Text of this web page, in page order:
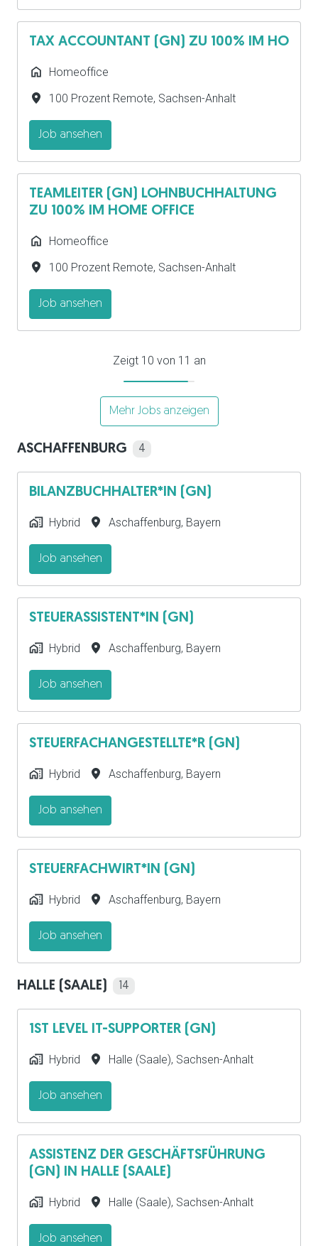
TAX ACCOUNTANT (GN) ZU 100% IM HO
Homeoffice
100 Prozent Remote, Sachsen-Anhalt
Job ansehen
TEAMLEITER (GN) LOHNBUCHHALTUNG
ZU 100% IM HOME OFFICE
Homeoffice
100 Prozent Remote, Sachsen-Anhalt
Job ansehen
Zeigt 10 von 11 an
Mehr Jobs anzeigen
ASCHAFFENBURG 4
BILANZBUCHHALTER*IN (GN)
Hybrid Aschaffenburg, Bayern
Job ansehen
STEUERASSISTENT*IN (GN)
Hybrid Aschaffenburg, Bayern
Job ansehen
STEUERFACHANGESTELLTE*R (GN)
Hybrid Aschaffenburg, Bayern
Job ansehen
STEUERFACHWIRT*IN (GN)
Hybrid Aschaffenburg, Bayern
Job ansehen
HALLE (SAALE) 14
1ST LEVEL IT-SUPPORTER (GN)
Hybrid Halle (Saale), Sachsen-Anhalt
Job ansehen
ASSISTENZ DER GESCHÄFTSFÜHRUNG
(GN) IN HALLE (SAALE)
Hybrid Halle (Saale), Sachsen-Anhalt
Job ansehen